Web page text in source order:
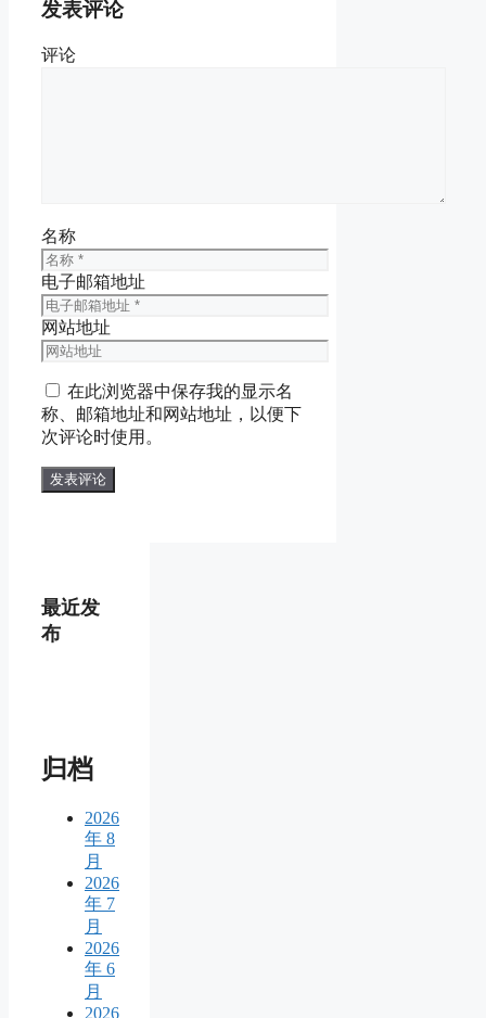
发表评论
评论
名称
电子邮箱地址
网站地址
在此浏览器中保存我的显示名
称、邮箱地址和网站地址，以便下
次评论时使用。
最近发
布
归档
2026
年 8
月
2026
年 7
月
2026
年 6
月
2026